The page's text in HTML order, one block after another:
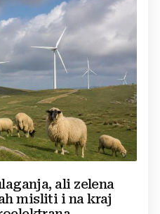
ali zelena
misliti i na kraj